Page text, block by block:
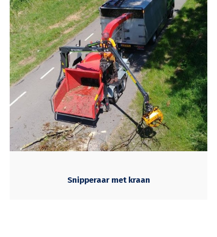
Snipperaar met kraan